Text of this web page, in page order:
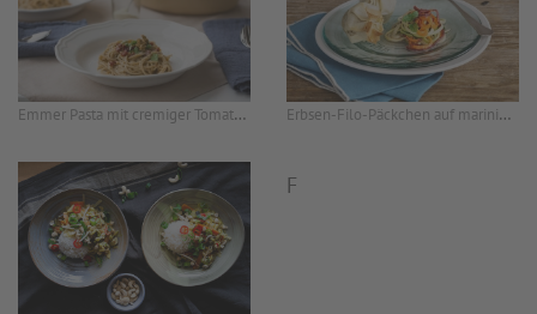
Emmer Pasta mit cremiger Tomatensauce Erbsen-Filo-Päckchen auf marinierten Gemüselinguini
F